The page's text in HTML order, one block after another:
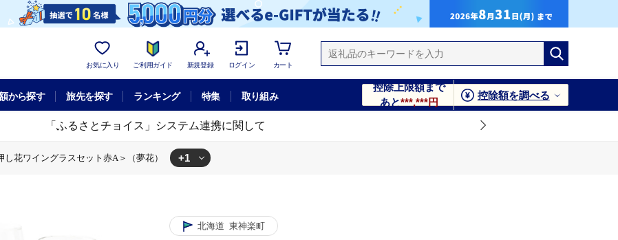
お気に入り ご利用ガイド 新規登録 ログイン カート
から探す 旅先を探す ランキング 特集 取り組み
控除上限額まで
あと***,***円
控除額を調べる
「ふるさとチョイス」システム連携に関して
花ワイングラスセット赤A＞（夢花） +1
北海道 東神楽町